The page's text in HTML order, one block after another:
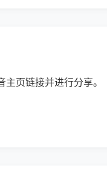
页链接并进行分享。